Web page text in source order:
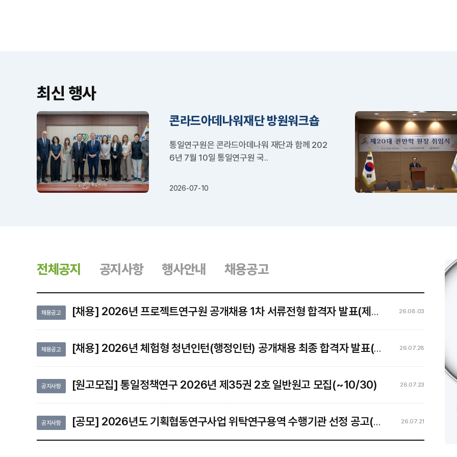
최신 행사
콘라드아데나워재단 방원워크숍
통일연구원은 콘라드아데나워 재단과 함께 202
6년 7월 10일 통일연구원 국..
2026-07-10
전체공지 공지사항 행사안내 채용공고
채용공고 [채용] 2026년 프로젝트연구원 공개채용 1차 서류전형 합격자 발표(제2026-07호, 7월 8일자) 26.08.03
채용공고 [채용] 2026년 체험형 청년인턴(행정인턴) 공개채용 최종 합격자 발표(제2026-06호, 6월 18일자 공고) 26.07.28
공지사항 [원고모집] 통일정책연구 2026년 제35권 2호 일반원고 모집(~10/30) 26.07.23
공지사항 [공모] 2026년도 기획협동연구사업 위탁연구용역 수행기관 선정 공고(한반도 평화공존 제도화 및 평화경제 추진방향) 26.07.21